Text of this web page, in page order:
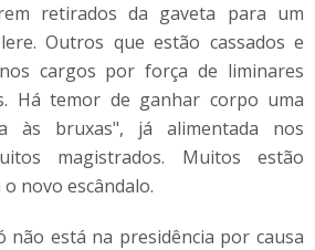
retirados da gaveta para um
Outros que estão cassados e
cargos por força de liminares
Há temor de ganhar corpo uma
às bruxas", já alimentada nos
magistrados. Muitos estão
novo escândalo.
não está na presidência por causa